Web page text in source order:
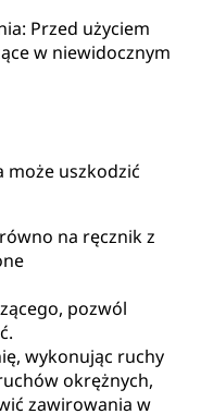
Przed użyciem
w niewidocznym
może uszkodzić
na ręcznik z
pozwól
wykonując ruchy
okrężnych,
zawirowania w